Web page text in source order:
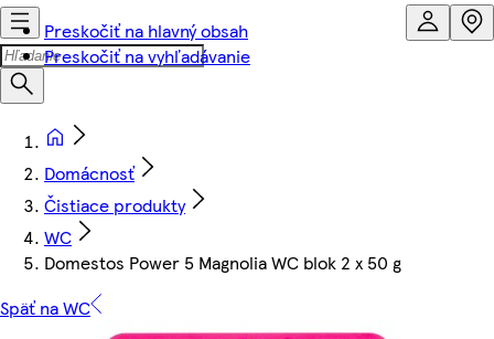
Preskočiť na hlavný obsah
Preskočiť na vyhľadávanie
Domácnosť
Čistiace produkty
WC
Domestos Power 5 Magnolia WC blok 2 x 50 g
Späť na WC